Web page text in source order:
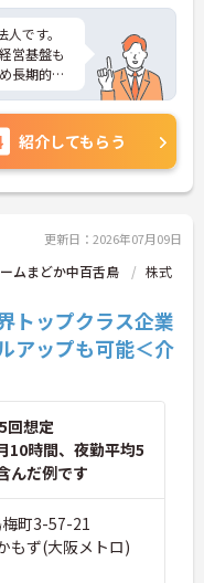
です。
営基盤も
長期的な
、経験が
って仕事
、さらに
談くださ
紹介してもらう
更新日：2026年07月09日
ムまどか中百舌鳥
株式
トップクラス企業
アップも可能＜介
回想定
10時間、夜勤平均5
んだ例です
町3-57-21
もず(大阪メトロ)